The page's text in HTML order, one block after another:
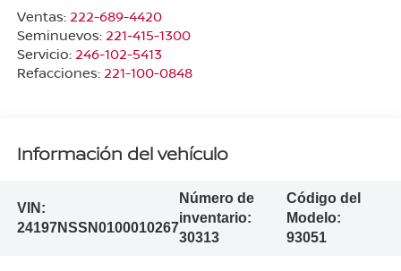
Ventas: 222-689-4420
Seminuevos: 221-415-1300
Servicio: 246-102-5413
Refacciones: 221-100-0848
Información del vehículo
VIN:
24197NSSN0100010267
Número de
inventario:
30313
Código del
Modelo:
93051